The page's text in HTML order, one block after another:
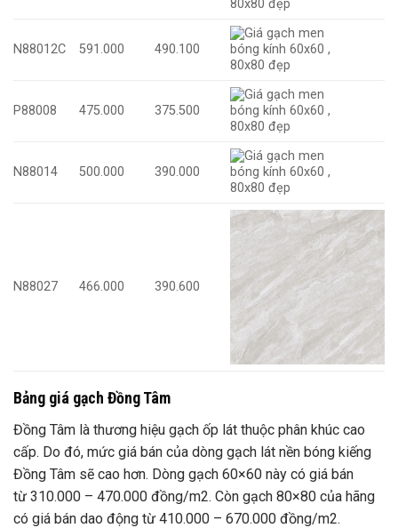
N88012C 591.000 490.100
P88008 475.000 375.500
N88014 500.000 390.000
N88027 466.000 390.600
Bảng giá gạch Đồng Tâm
Đồng Tâm là thương hiệu gạch ốp lát thuộc phân khúc cao
cấp. Do đó, mức giá bán của dòng gạch lát nền bóng kiếng
Đồng Tâm sẽ cao hơn. Dòng gạch 60×60 này có giá bán
từ 310.000 – 470.000 đồng/m2. Còn gạch 80×80 của hãng
có giá bán dao động từ 410.000 – 670.000 đồng/m2.